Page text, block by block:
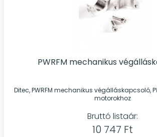
PWRFM mechanikus
Ditec, PWRFM mechanikus végálláskapcsoló,
motorokhoz
Bruttó listaár:
10 747 Ft